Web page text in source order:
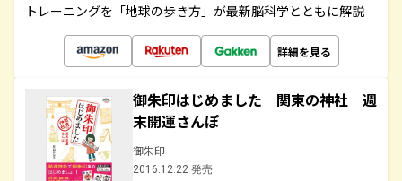
トレーニングを「地球の歩き方」が最新脳科学とともに解説
詳細を見る
御朱印はじめました 関東の神社 週
末開運さんぽ
御朱印
2016.12.22 発売